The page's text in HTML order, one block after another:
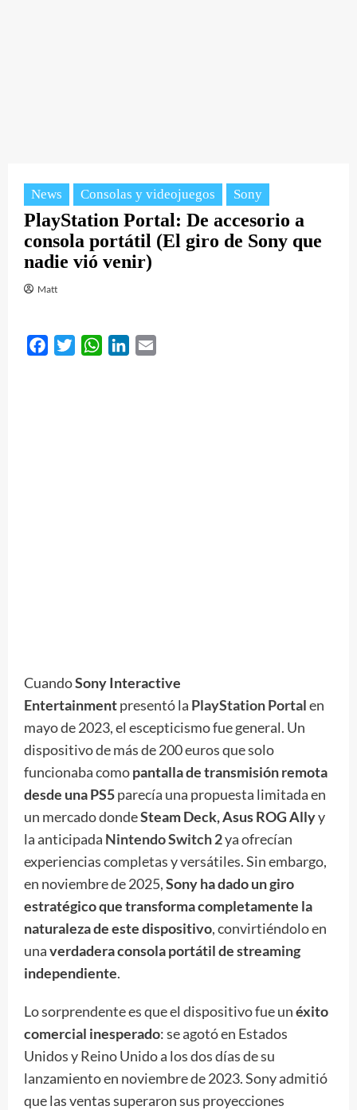
News Consolas y videojuegos Sony
PlayStation Portal: De accesorio a
consola portátil (El giro de Sony que
nadie vió venir)
Matt
FacebookTwitterWhatsAppLinkedIn
CuandoSony Interactive
Entertainmentpresentó la PlayStation Portalen
mayo de 2023, el escepticismo fue general. Un
dispositivo de más de 200 euros que solo
funcionaba comopantalla de transmisión remota
desde una PS5parecía una propuesta limitada en
un mercado dondeSteam Deck, Asus ROG Allyy
la anticipada Nintendo Switch 2ya ofrecían
experiencias completas y versátiles. Sin embargo,
en noviembre de 2025,Sony ha dado un giro
estratégico que transforma completamente la
naturaleza de este dispositivo, convirtiéndolo en
unaverdadera consola portátil de streaming
independiente.
Lo sorprendente es que el dispositivo fue unéxito
comercial inesperado: se agotó en Estados
Unidos y Reino Unido a los dos días de su
lanzamiento en noviembre de 2023. Sony admitió
que las ventas superaron sus proyecciones